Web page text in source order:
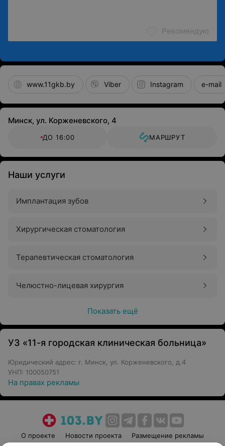
Рекомендую
www.11gkb.by Viber Instagram e-mail
Минск, ул. Корженевского, 4
ДО 16:00 МАРШРУТ
Наши услуги
Имплантация зубов
Хирургическая стоматология
Терапевтическая стоматология
Челюстно-лицевая хирургия
Показать ещё
УЗ «11-я городская клиническая больница»
Юридический адрес: г. Минск, ул. Корженевского, д.4
УНП: 100050751
На правах рекламы
О проекте Новости проекта
Размещение рекламы